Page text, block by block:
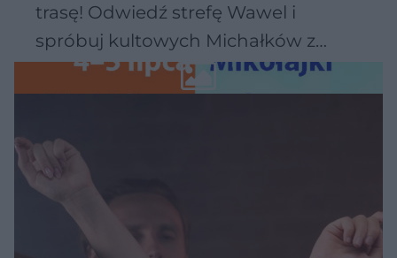
trasę! Odwiedź strefę Wawel i
spróbuj kultowych Michałków z
Wawelu